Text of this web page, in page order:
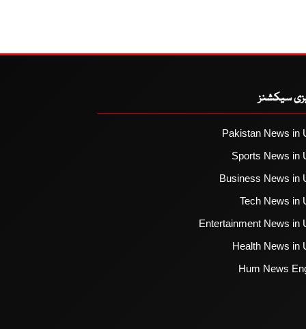
سیکشنز
Pakistan News in
Sports News in
Business News in
Tech News in
Entertainment News in
Health News in
Hum News